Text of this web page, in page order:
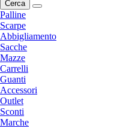
Cerca
Palline
Scarpe
Abbigliamento
Sacche
Mazze
Carrelli
Guanti
Accessori
Outlet
Sconti
Marche